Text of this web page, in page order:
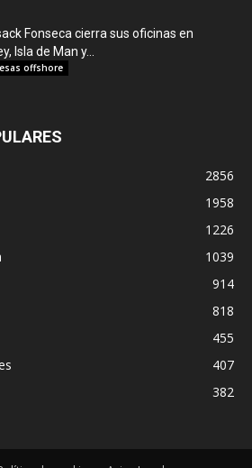
Fonseca cierra sus oficinas en
Isla de Man y...
offshore
2856
1958
1226
1039
914
818
455
407
382